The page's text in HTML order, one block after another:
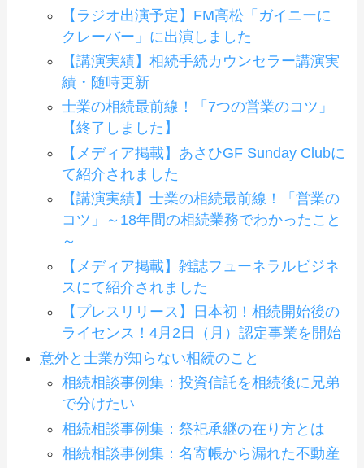
【ラジオ出演予定】FM高松「ガイニーに
クレーバー」に出演しました
【講演実績】相続手続カウンセラー講演実
績・随時更新
士業の相続最前線！「7つの営業のコツ」
【終了しました】
【メディア掲載】あさひGF Sunday Clubに
て紹介されました
【講演実績】士業の相続最前線！「営業の
コツ」～18年間の相続業務でわかったこと
～
【メディア掲載】雑誌フューネラルビジネ
スにて紹介されました
【プレスリリース】日本初！相続開始後の
ライセンス！4月2日（月）認定事業を開始
意外と士業が知らない相続のこと
相続相談事例集：投資信託を相続後に兄弟
で分けたい
相続相談事例集：祭祀承継の在り方とは
相続相談事例集：名寄帳から漏れた不動産